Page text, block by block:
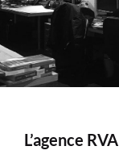
L’agence RVA